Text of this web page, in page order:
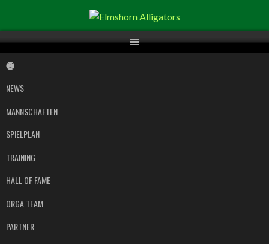
Inhalt
NEWS
MANNSCHAFTEN
SPIELPLAN
TRAINING
HALL OF FAME
ORGA TEAM
PARTNER